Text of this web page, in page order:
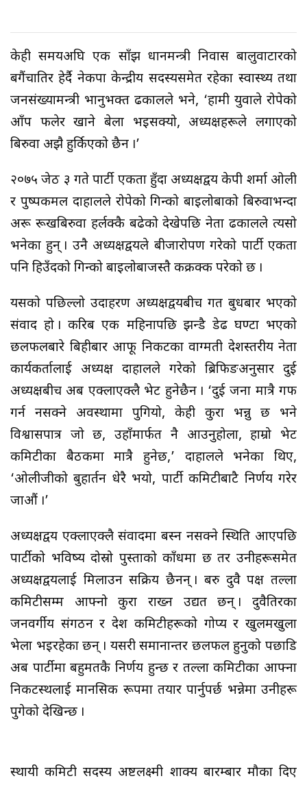
केही समयअघि एक साँझ प्रधानमन्त्री निवास बालुवाटारको
बगैंचातिर हेर्दै नेकपा केन्द्रीय सदस्यसमेत रहेका स्वास्थ्य तथा
जनसंख्यामन्त्री भानुभक्त ढकालले भने, ‘हामी युवाले रोपेको
आँप फलेर खाने बेला भइसक्यो, अध्यक्षहरूले लगाएको
बिरुवा अझै हुर्किएको छैन ।’
२०७५ जेठ ३ गते पार्टी एकता हुँदा अध्यक्षद्वय केपी शर्मा ओली
र पुष्पकमल दाहालले रोपेको गिन्को बाइलोबाको बिरुवाभन्दा
अरू रूखबिरुवा हर्लक्कै बढेको देखेपछि नेता ढकालले त्यसो
भनेका हुन् । उनै अध्यक्षद्वयले बीजारोपण गरेको पार्टी एकता
पनि हिउँदको गिन्को बाइलोबाजस्तै कक्रक्क परेको छ ।
यसको पछिल्लो उदाहरण अध्यक्षद्वयबीच गत बुधबार भएको
संवाद हो । करिब एक महिनापछि झन्डै डेढ घण्टा भएको
छलफलबारे बिहीबार आफू निकटका वाग्मती प्रदेशस्तरीय नेता
कार्यकर्तालाई अध्यक्ष दाहालले गरेको ब्रिफिङअनुसार दुई
अध्यक्षबीच अब एक्लाएक्लै भेट हुनेछैन । ‘दुई जना मात्रै गफ
गर्न नसक्ने अवस्थामा पुगियो, केही कुरा भन्नु छ भने
विश्वासपात्र जो छ, उहाँमार्फत नै आउनुहोला, हाम्रो भेट
कमिटीका बैठकमा मात्रै हुनेछ,’ दाहालले भनेका थिए,
‘ओलीजीको बुहार्तन धेरै भयो, पार्टी कमिटीबाटै निर्णय गरेर
जाऔं ।’
अध्यक्षद्वय एक्लाएक्लै संवादमा बस्न नसक्ने स्थिति आएपछि
पार्टीको भविष्य दोस्रो पुस्ताको काँधमा छ तर उनीहरूसमेत
अध्यक्षद्वयलाई मिलाउन सक्रिय छैनन् । बरु दुवै पक्ष तल्ला
कमिटीसम्म आफ्नो कुरा राख्न उद्यत छन् । दुवैतिरका
जनवर्गीय संगठन र प्रदेश कमिटीहरूको गोप्य र खुलमखुला
भेला भइरहेका छन् । यसरी समानान्तर छलफल हुनुको पछाडि
अब पार्टीमा बहुमतकै निर्णय हुन्छ र तल्ला कमिटीका आफ्ना
निकटस्थलाई मानसिक रूपमा तयार पार्नुपर्छ भन्नेमा उनीहरू
पुगेको देखिन्छ ।
स्थायी कमिटी सदस्य अष्टलक्ष्मी शाक्य बारम्बार मौका दिए